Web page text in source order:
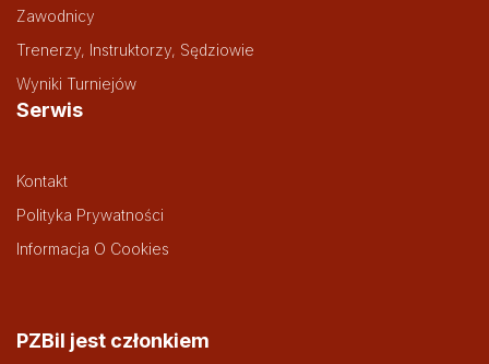
Zawodnicy
Trenerzy, Instruktorzy, Sędziowie
Wyniki Turniejów
Serwis
Kontakt
Polityka Prywatności
Informacja O Cookies
PZBil jest członkiem